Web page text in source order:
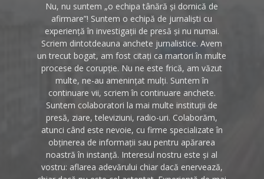
Nu, nu suntem „o echipa tânără și dornică de
afirmare”! Suntem o echipă de jurnaliști cu
experiență în investigații de presă și nu numai.
Scriem dintotdeauna anchete jurnalistice. Avem
un trecut bogat, am fost citați ca martori în multe
procese de corupție. Nu ne este frică, am văzut
multe, ne-au amenințat mulți. Suntem în
continuare vii, scriem în continuare anchete.
Suntem colaboratori la mai multe instituții de
presă, ziare, televiziuni, radio-uri. Colaborăm,
atunci când este nevoie, cu firme specializate în
obținerea de informații sau pentru apărarea
noastră în instanță. Interesul nostru este și al
vostru: aflarea adevărului chiar dacă enervează,